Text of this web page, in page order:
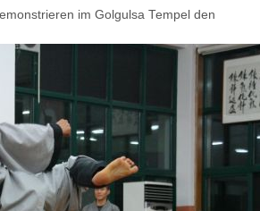
im Golgulsa Tempel den